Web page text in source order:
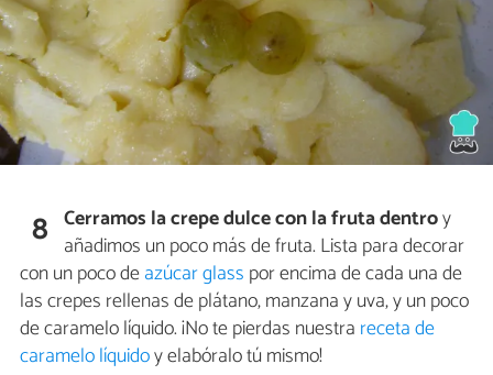
8 Cerramos la crepe dulce con la fruta dentroy
añadimos un poco más de fruta. Lista para decorar
con un poco deazúcar glass por encima de cada una de
las crepes rellenas de plátano, manzana y uva, y un poco
de caramelo líquido. ¡No te pierdas nuestra receta de
caramelo líquidoy elabóralo tú mismo!